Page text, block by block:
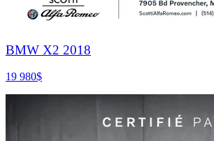
BMW X2 2018
19 980$